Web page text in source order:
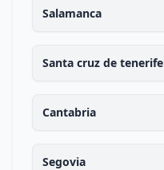
Salamanca
Santa cruz de tenerife
Cantabria
Segovia